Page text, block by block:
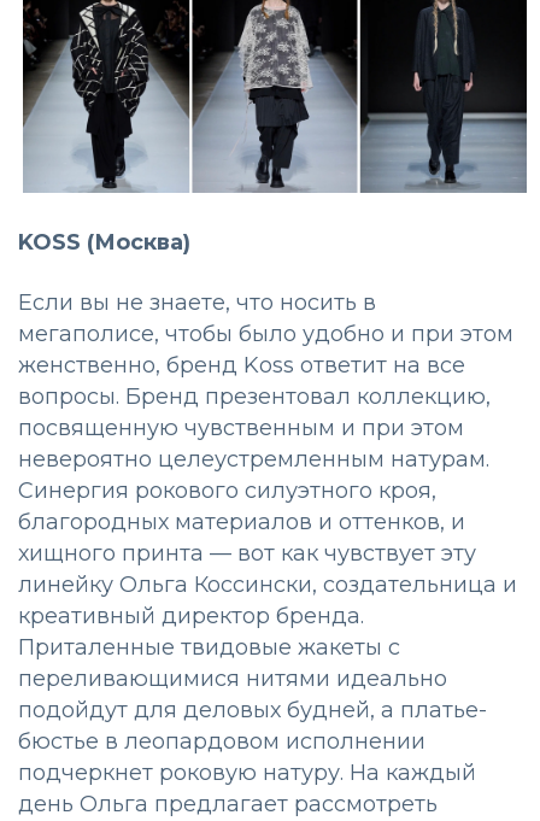
KOSS (Москва)
Если вы не знаете, что носить в
мегаполисе, чтобы было удобно и при этом
женственно, бренд Koss ответит на все
вопросы. Бренд презентовал коллекцию,
посвященную чувственным и при этом
невероятно целеустремленным натурам.
Синергия рокового силуэтного кроя,
благородных материалов и оттенков, и
хищного принта — вот как чувствует эту
линейку Ольга Коссински, создательница и
креативный директор бренда.
Приталенные твидовые жакеты с
переливающимися нитями идеально
подойдут для деловых будней, а платье-
бюстье в леопардовом исполнении
подчеркнет роковую натуру. На каждый
день Ольга предлагает рассмотреть